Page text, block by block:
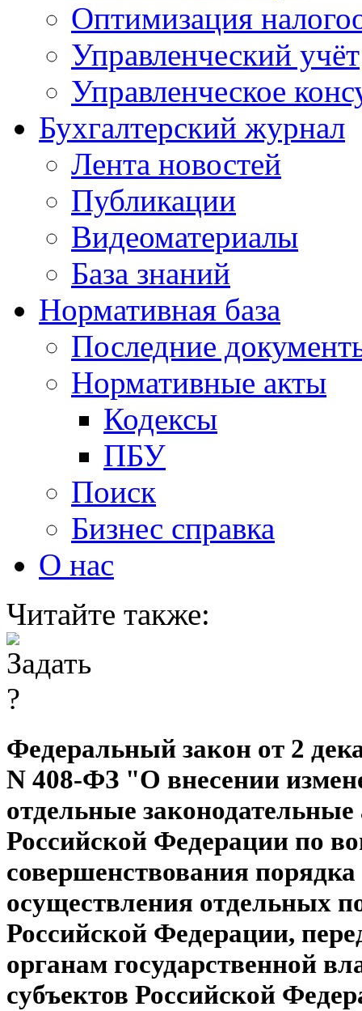
Оптимизация
Управленческий учёт
Управленческое
Бухгалтерский журнал
Лента новостей
Публикации
Видеоматериалы
База знаний
Нормативная база
Последние
Нормативные акты
Кодексы
ПБУ
Поиск
Бизнес справка
О нас
Читайте также:
Федеральный закон от 2
N 408-ФЗ "О внесении
отдельные
Российской Федерации по
совершенствования порядка
осуществления отдельных
Российской Федерации,
органам государственной
субъектов Российской